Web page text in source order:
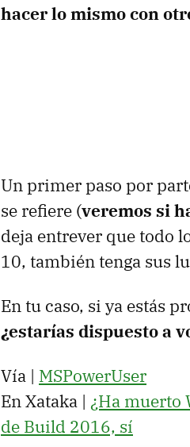
hacer lo mismo con
Un primer paso por
se refiere (veremos si
deja entrever que todo
10, también tenga sus
En tu caso, si ya estás
¿estarías dispuesto a
Vía | MSPowerUser
En Xataka | ¿Ha muerto
de Build 2016, sí